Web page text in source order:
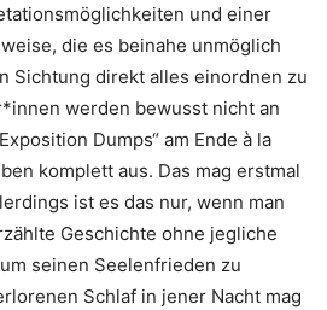
und einer
die es beinahe unmöglich
Sichtung direkt alles einordnen zu
werden bewusst nicht an
Dumps“ am Ende à la
komplett aus. Das mag erstmal
ist es das nur, wenn man
Geschichte ohne jegliche
seinen Seelenfrieden zu
Schlaf in jener Nacht mag